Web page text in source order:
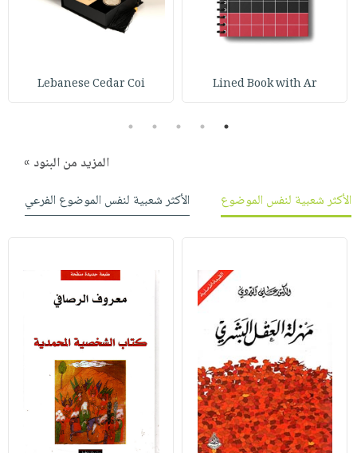
صابون
أطفال
فيديوهات
أسئلة
طرحها
خدمات
كتابك
تواصل
معنا
التسوق
نشرة
الإصدارات
Lined Book with Ar
Lebanese Cedar Coi
1
2
3
4
5
المزيد من البنود »
الأكثر شعبية لنفس الموضوع
الأكثر شعبية لنفس الموضوع الفرعي